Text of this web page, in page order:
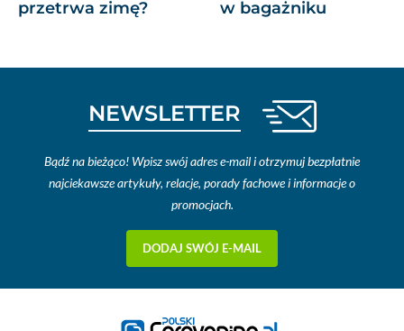
przetrwa zimę?
w bagażniku
NEWSLETTER
Bądź na bieżąco! Wpisz swój adres e-mail i otrzymuj bezpłatnie
najciekawsze artykuły, relacje, porady fachowe i informacje o
promocjach.
DODAJ SWÓJ E-MAIL